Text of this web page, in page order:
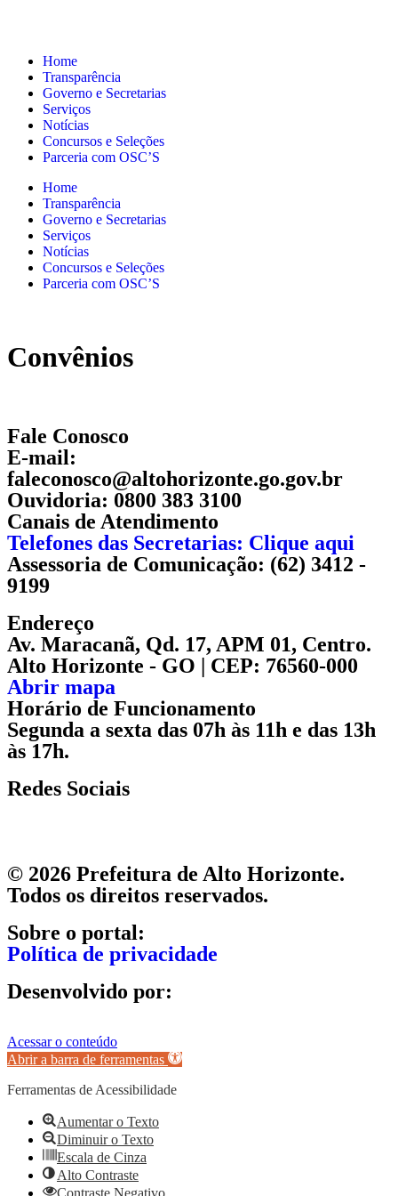
Home
Transparência
Governo e Secretarias
Serviços
Notícias
Concursos e Seleções
Parceria com OSC’S
Home
Transparência
Governo e Secretarias
Serviços
Notícias
Concursos e Seleções
Parceria com OSC’S
Convênios
Fale Conosco
E-mail:
faleconosco@altohorizonte.go.gov.br
Ouvidoria: 0800 383 3100
Canais de Atendimento
Telefones das Secretarias: Clique aqui
Assessoria de Comunicação: (62) 3412 -
9199
Endereço
Av. Maracanã, Qd. 17, APM 01, Centro.
Alto Horizonte - GO | CEP: 76560-000
Abrir mapa
Horário de Funcionamento
Segunda a sexta das 07h às 11h e das 13h
às 17h.
Redes Sociais
© 2026 Prefeitura de Alto Horizonte.
Todos os direitos reservados.
Sobre o portal:
Política de privacidade
Desenvolvido por:
Acessar o conteúdo
Abrir a barra de ferramentas
Ferramentas de Acessibilidade
Aumentar o Texto
Diminuir o Texto
Escala de Cinza
Alto Contraste
Contraste Negativo